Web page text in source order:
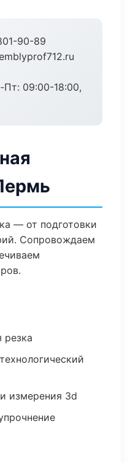
90-89
Пт: 09:00-18:00,
— от подготовки
Сопровождаем
резка
измерения 3d